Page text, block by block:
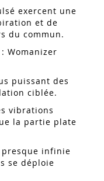
exercent une
et de
du commun.
Womanizer
puissant des
ciblée.
vibrations
la partie plate
infinie
se déploie